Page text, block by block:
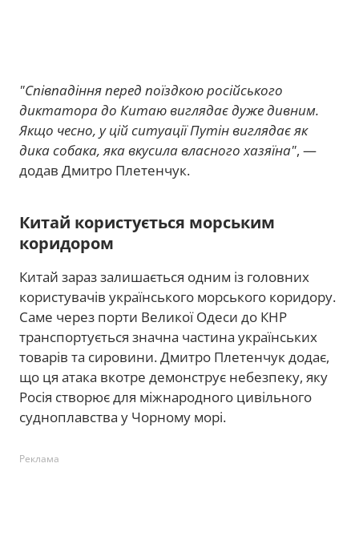
"Співпадіння перед поїздкою російського
диктатора до Китаю виглядає дуже дивним.
Якщо чесно, у цій ситуації Путін виглядає як
дика собака, яка вкусила власного хазяїна", —
додав Дмитро Плетенчук.
Китай користується морським
коридором
Китай зараз залишається одним із головних
користувачів українського морського коридору.
Саме через порти Великої Одеси до КНР
транспортується значна частина українських
товарів та сировини. Дмитро Плетенчук додає,
що ця атака вкотре демонструє небезпеку, яку
Росія створює для міжнародного цивільного
судноплавства у Чорному морі.
Реклама